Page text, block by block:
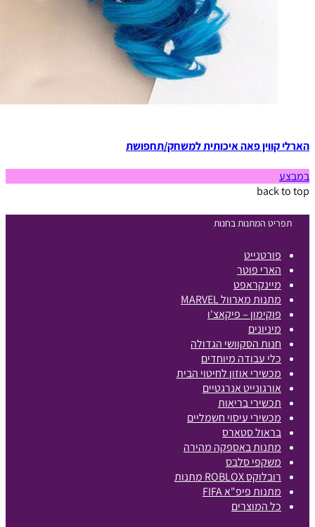
הארלי קווין פאה איכותית למשחק/תחפושת
במבצע
back to top
תפריט המתנות בחנות
פורטנייט
הארי פוטר
מיינקראפט
מתנות מארוול MARVEL
פוקימון – פיקאצ'ו
מיניונים
חנות הסקוושי הגדולה
כלי עבודה מיוחדים
מכשירי אוזון לחיטוי הבית
אורגונייט אנרגטיים
תכשירי בריאות
מכשירי עיסוי חשמליים
בראול סטארס
מתנות באספקה מהירה
משקפי סלבס
רובלוקס ROBLOX מתנות
מתנות פיפ"א FIFA
כל המוצרים